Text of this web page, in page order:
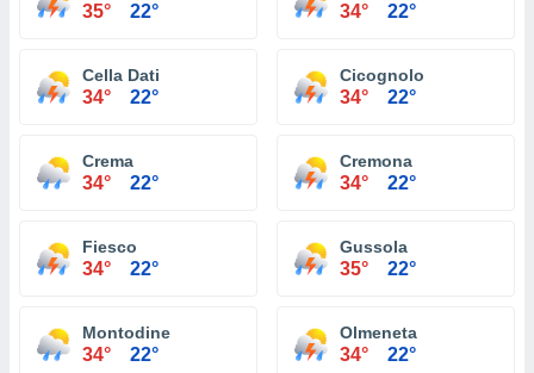
35° 22° 34° 22°
Cella Dati
34° 22°
Cicognolo
34° 22°
Crema
34° 22°
Cremona
34° 22°
Fiesco
34° 22°
Gussola
35° 22°
Montodine
34° 22°
Olmeneta
34° 22°